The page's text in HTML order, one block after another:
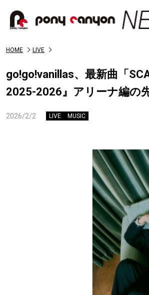
HOME LIVE
go!go!vanillas、最新曲「
2025-2026』アリーナ編の
2026/2/2 LIVE MUSIC